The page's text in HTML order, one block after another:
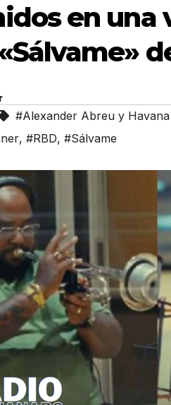
en una
#Alexander Abreu y
, #RBD, #Sálvame